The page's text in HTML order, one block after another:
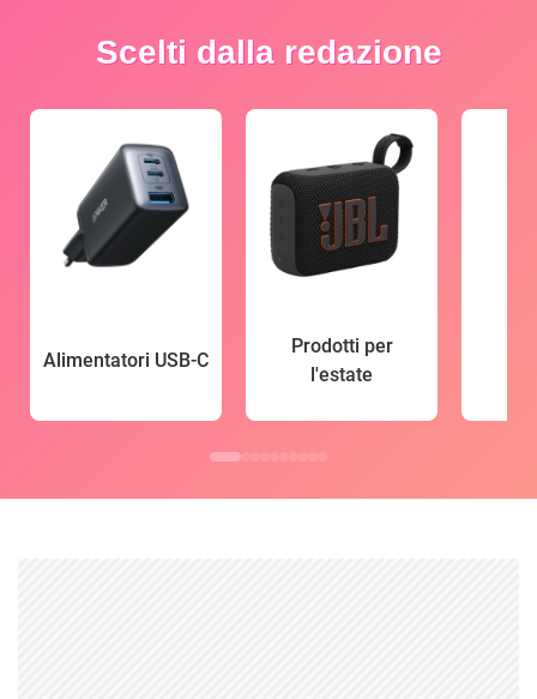
Scelti dalla redazione
Alimentatori USB-C
Prodotti per
l'estate